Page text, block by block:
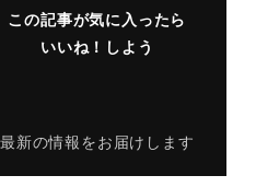
この記事が気に入ったら
いいね！しよう
最新の情報をお届けします